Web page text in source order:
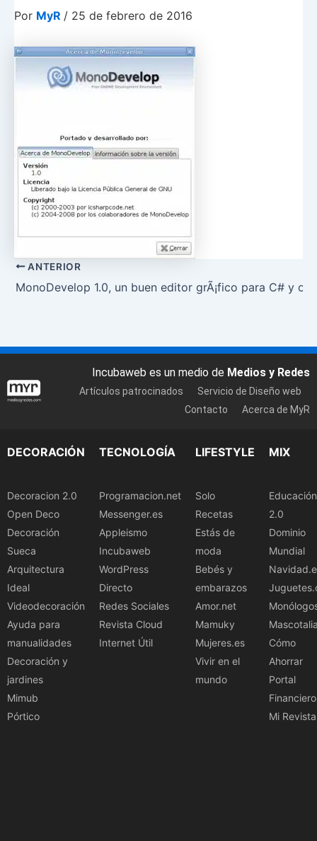
Por MyR / 25 de febrero de 2016
ANTERIOR
MonoDevelop 1.0, un buen editor grÃ¡fico para C# y
Incubaweb es un medio de Medios y Redes
Artículos patrocinados
Servicio de Diseño web
Contacto
Acerca de MyR
DECORACIÓN
Decoracion 2.0
Open Deco
Decoración
Sueca
Arquitectura
Ideal
Videodecoración
Ayuda para
manualidades
Decoración y
jardines
Mimub
Pórtico
TECNOLOGÍA
Programacion.net
Messenger.es
Appleismo
Incubaweb
WordPress
Directo
Redes Sociales
Revista Cloud
Internet Útil
LIFESTYLE
Solo
Recetas
Estás de
moda
Bebés y
embarazos
Amor.net
Mamuky
Mujeres.es
Vivir en el
mundo
MIX
Educación
2.0
Dominio
Mundial
Cómo
Ahorrar
Portal
Financiero
Mi Revista